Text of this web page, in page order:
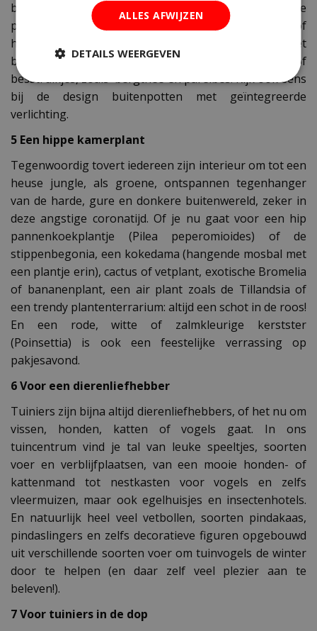
blij zijn met een mooie pot of bak met wintergroene
planten, zoals klimop, miniconifeer, hulst, Leucothoe of
het zilverstruikje. Deze kun je combineren met
bloeiende kerstroos, winterviolen, skimmia of
besstruikjes, zoals bergthee en parelbes. Kijk ook eens
bij de design buitenpotten met geïntegreerde
verlichting.
5 Een hippe kamerplant
Tegenwoordig tovert iedereen zijn interieur om tot een
heuse jungle, als groene, ontspannen tegenhanger
van de harde, gure en donkere buitenwereld, zeker in
deze angstige coronatijd. Of je nu gaat voor een hip
pannenkoekplantje (Pilea peperomioides) of de
stippenbegonia, een kokedama (hangende mosbal met
een plantje erin), cactus of vetplant, exotische Bromelia
of bananenplant, een air plant zoals de Tillandsia of
een trendy plantenterrarium: altijd een schot in de roos!
En een rode, witte of zalmkleurige kerstster
(Poinsettia) is ook een feestelijke verrassing op
pakjesavond.
6 Voor een dierenliefhebber
Tuiniers zijn bijna altijd dierenliefhebbers, of het nu om
vissen, honden, katten of vogels gaat. In ons
tuincentrum vind je tal van leuke speeltjes, soorten
voer en verblijfplaatsen, van een mooie honden- of
kattenmand tot nestkasten voor vogels en zelfs
vleermuizen, maar ook egelhuisjes en insectenhotels.
En natuurlijk heel veel vetbollen, soorten pindakaas,
pindaslingers en zelfs decoratieve figuren opgebouwd
uit verschillende soorten voer om tuinvogels de winter
door te helpen (en daar zelf veel plezier aan te
beleven!).
7 Voor tuiniers in de dop
ALLES AFWIJZEN
DETAILS WEERGEVEN